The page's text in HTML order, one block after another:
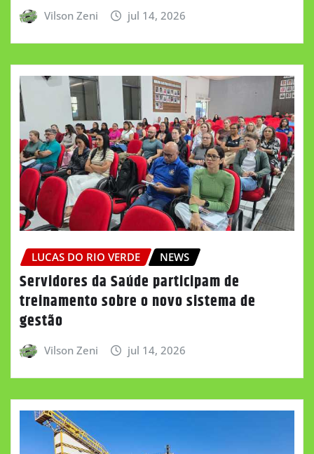
Vilson Zeni jul 14, 2026
LUCAS DO RIO VERDE NEWS
Servidores da Saúde participam de
treinamento sobre o novo sistema de
gestão
Vilson Zeni jul 14, 2026